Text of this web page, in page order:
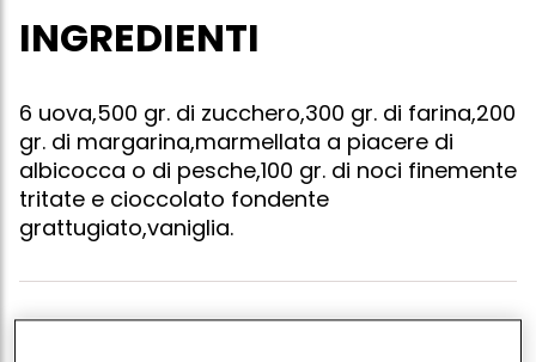
INGREDIENTI
6 uova,500 gr. di zucchero,300 gr. di farina,200
gr. di margarina,marmellata a piacere di
albicocca o di pesche,100 gr. di noci finemente
tritate e cioccolato fondente
grattugiato,vaniglia.